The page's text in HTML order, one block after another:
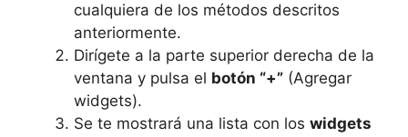
cualquiera de los métodos descritos
anteriormente.
Dirígete a la parte superior derecha de la
ventana y pulsa el botón “+” (Agregar
widgets).
Se te mostrará una lista con los widgets